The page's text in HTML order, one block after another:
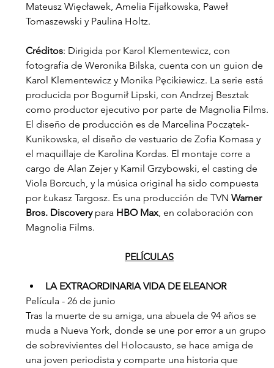
Mateusz Więcławek, Amelia Fijałkowska, Paweł
Tomaszewski y Paulina Holtz.
Créditos: Dirigida por Karol Klementewicz, con
fotografía de Weronika Bilska, cuenta con un guion de
Karol Klementewicz y Monika Pęcikiewicz. La serie está
producida por Bogumił Lipski, con Andrzej Besztak
como productor ejecutivo por parte de Magnolia Films.
El diseño de producción es de Marcelina Początek-
Kunikowska, el diseño de vestuario de Zofia Komasa y
el maquillaje de Karolina Kordas. El montaje corre a
cargo de Alan Zejer y Kamil Grzybowski, el casting de
Viola Borcuch, y la música original ha sido compuesta
por Łukasz Targosz. Es una producción de TVN Warner
Bros. Discovery para HBO Max, en colaboración con
Magnolia Films.
PELÍCULAS
LA EXTRAORDINARIA VIDA DE ELEANOR
Película - 26 de junio
Tras la muerte de su amiga, una abuela de 94 años se
muda a Nueva York, donde se une por error a un grupo
de sobrevivientes del Holocausto, se hace amiga de
una joven periodista y comparte una historia que